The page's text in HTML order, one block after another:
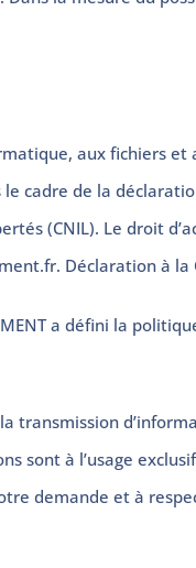
aux fichiers
cadre de la
(CNIL). Le droit
Déclaration à la
a défini la
transmission
à l’usage exclusif
demande et à